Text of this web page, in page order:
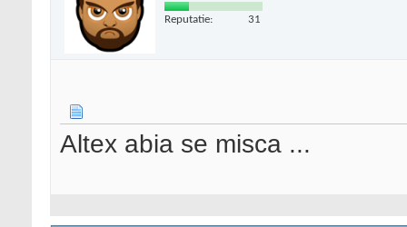
Reputatie: 31
Altex abia se misca ...